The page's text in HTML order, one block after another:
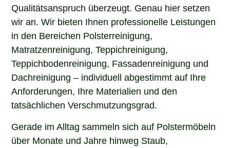
Qualitätsanspruch überzeugt. Genau hier setzen
wir an. Wir bieten Ihnen professionelle Leistungen
in den Bereichen Polsterreinigung,
Matratzenreinigung, Teppichreinigung,
Teppichbodenreinigung, Fassadenreinigung und
Dachreinigung – individuell abgestimmt auf Ihre
Anforderungen, Ihre Materialien und den
tatsächlichen Verschmutzungsgrad.
Gerade im Alltag sammeln sich auf Polstermöbeln
über Monate und Jahre hinweg Staub,